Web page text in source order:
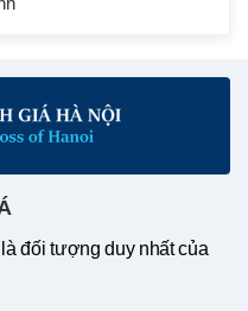
đối tượng duy nhất của